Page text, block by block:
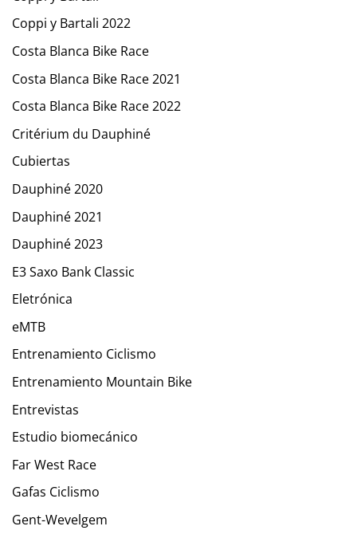
Coppi y Bartali 2022
Costa Blanca Bike Race
Costa Blanca Bike Race 2021
Costa Blanca Bike Race 2022
Critérium du Dauphiné
Cubiertas
Dauphiné 2020
Dauphiné 2021
Dauphiné 2023
E3 Saxo Bank Classic
Eletrónica
eMTB
Entrenamiento Ciclismo
Entrenamiento Mountain Bike
Entrevistas
Estudio biomecánico
Far West Race
Gafas Ciclismo
Gent-Wevelgem